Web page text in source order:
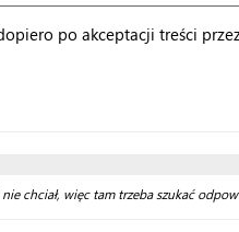
po akceptacji treści
chciał, więc tam trzeba szukać